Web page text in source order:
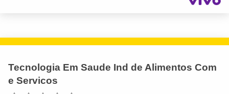
Tecnologia Em Saude Ind de Alimentos Com
e Servicos